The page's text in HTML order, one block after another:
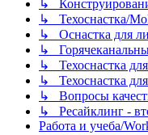
↳
↳ Техоснастка/
↳ Оснастка для
↳
↳ Техоснастка
↳ Техоснастка
↳ Вопросы
↳ Ресайклинг -
Работа и учеба/